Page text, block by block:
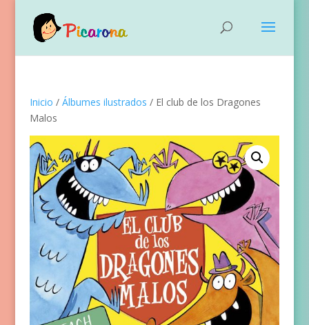
Inicio / Álbumes ilustrados / El club de los Dragones
Malos